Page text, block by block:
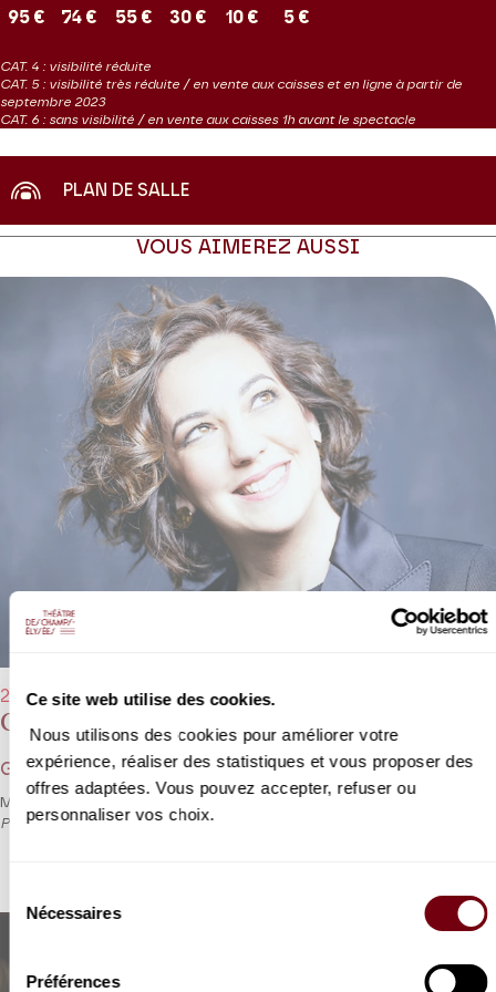
Ce site web utilise des cookies.
Nous utilisons des cookies pour améliorer votre
expérience, réaliser des statistiques et vous proposer des
offres adaptées. Vous pouvez accepter, refuser ou
personnaliser vos choix.
du Nécessaires
Préférences
95 €
74 €
55 €
30 €
10 €
5 €
CAT. 4 : visibilité réduite
CAT. 5 : visibilité très réduite / en vente aux caisses et en ligne à partir de
septembre 2023
CAT. 6 : sans visibilité / en vente aux caisses 1h avant le spectacle
PLAN DE SALLE
VOUS AIMEREZ AUSSI
Carmen
22/10/2023 - 17h00
Georges Bizet
Marina Viotti et Stanislas Barbeyrac se retrouvent après
Périchole, cette fois-ci pour incarner le duo Carmen et Don José.